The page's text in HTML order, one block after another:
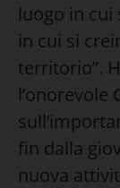
luogo in cui
in cui si
territorio”.
l’onorevole
fin dalla
nuova